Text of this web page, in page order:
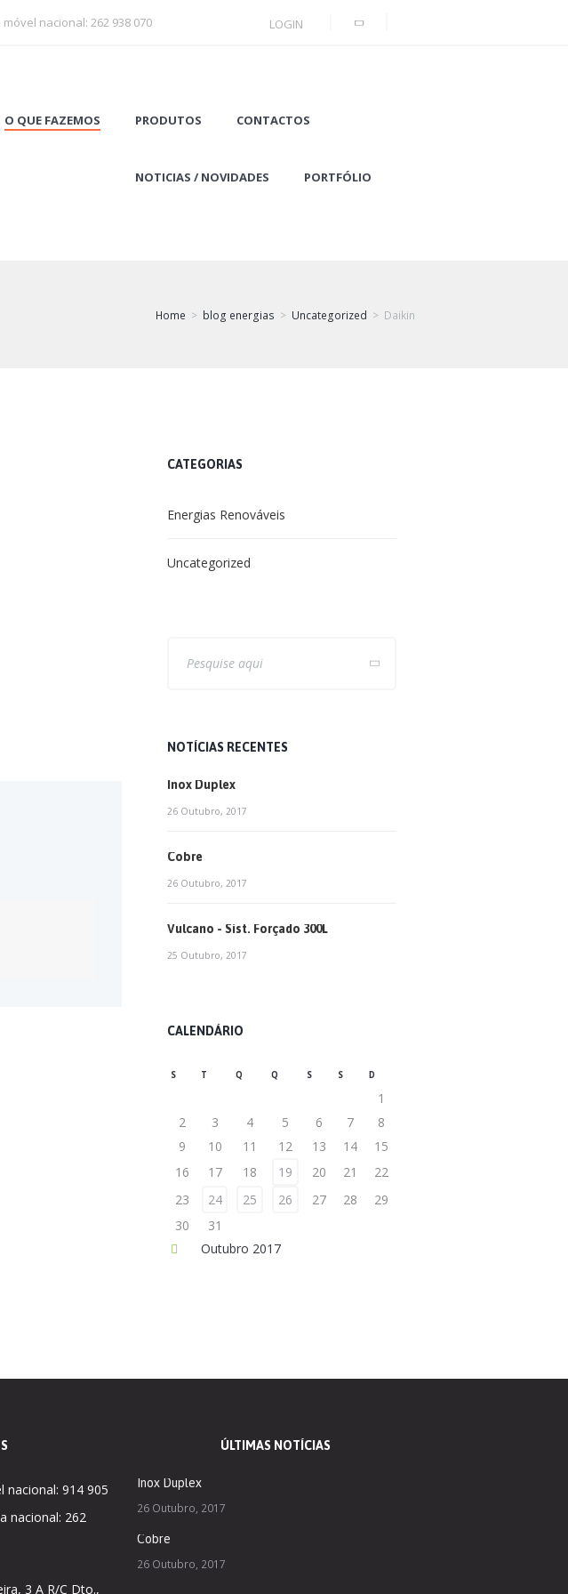
nacional: 262 938 070 LOGIN
O QUE FAZEMOS PRODUTOS CONTACTOS
NOTICIAS / NOVIDADES PORTFÓLIO
Home blog energias Uncategorized Daikin
CATEGORIAS
Energias Renováveis
Uncategorized
NOTÍCIAS RECENTES
Inox Duplex
26 Outubro, 2017
Cobre
26 Outubro, 2017
Vulcano - Sist. Forçado 300L
25 Outubro, 2017
CALENDÁRIO
S T Q Q S S D
Outubro 2017
1
2
3 4 5 6 7
8
9
10 11 12 13 14
15
16
17 18 19 20 21
22
23
24 25 26 27 28
29
30
31
nacional: 914 905
nacional: 262
3 A R/C Dto.,
ÚLTIMAS NOTÍCIAS
Inox Duplex
26 Outubro, 2017
Cobre
26 Outubro, 2017